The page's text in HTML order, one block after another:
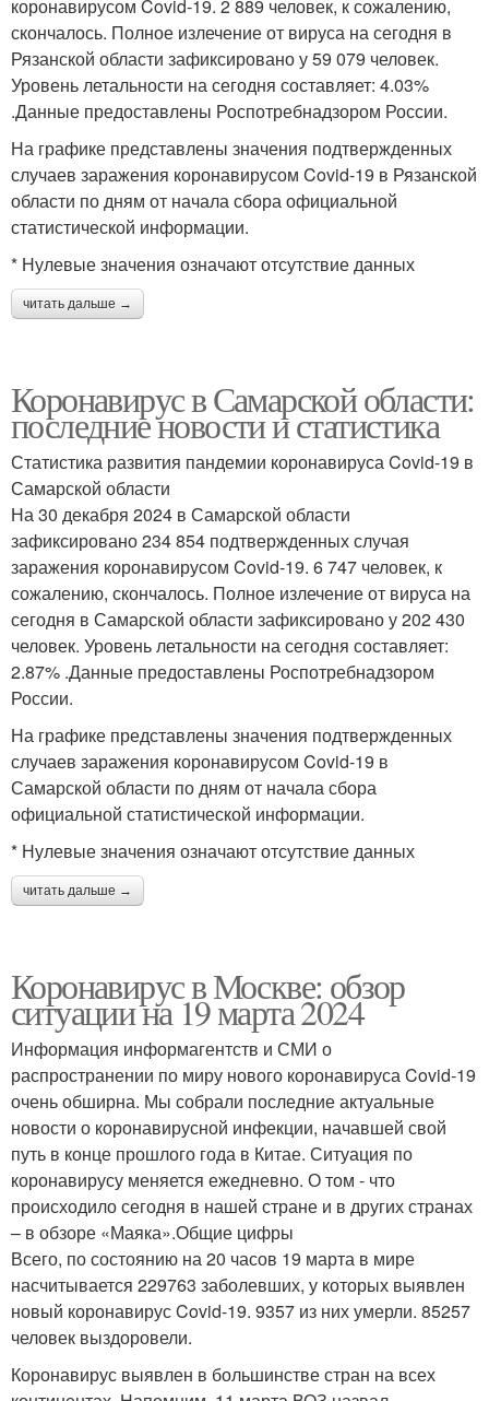
коронавирусом Covid-19. 2 889 человек, к сожалению,
скончалось. Полное излечение от вируса на сегодня в
Рязанской области зафиксировано у 59 079 человек.
Уровень летальности на сегодня составляет: 4.03%
.Данные предоставлены Роспотребнадзором России.
На графике представлены значения подтвержденных
случаев заражения коронавирусом Covid-19 в Рязанской
области по дням от начала сбора официальной
статистической информации.
* Нулевые значения означают отсутствие данных
читать дальше →
Коронавирус в Самарской области:
последние новости и статистика
Статистика развития пандемии коронавируса Covid-19 в
Самарской области
На 30 декабря 2024 в Самарской области
зафиксировано 234 854 подтвержденных случая
заражения коронавирусом Covid-19. 6 747 человек, к
сожалению, скончалось. Полное излечение от вируса на
сегодня в Самарской области зафиксировано у 202 430
человек. Уровень летальности на сегодня составляет:
2.87% .Данные предоставлены Роспотребнадзором
России.
На графике представлены значения подтвержденных
случаев заражения коронавирусом Covid-19 в
Самарской области по дням от начала сбора
официальной статистической информации.
* Нулевые значения означают отсутствие данных
читать дальше →
Коронавирус в Москве: обзор
ситуации на 19 марта 2024
Информация информагентств и СМИ о
распространении по миру нового коронавируса Covid-19
очень обширна. Мы собрали последние актуальные
новости о коронавирусной инфекции, начавшей свой
путь в конце прошлого года в Китае. Ситуация по
коронавирусу меняется ежедневно. О том - что
происходило сегодня в нашей стране и в других странах
– в обзоре «Маяка».Общие цифры
Всего, по состоянию на 20 часов 19 марта в мире
насчитывается 229763 заболевших, у которых выявлен
новый коронавирус Covid-19. 9357 из них умерли. 85257
человек выздоровели.
Коронавирус выявлен в большинстве стран на всех